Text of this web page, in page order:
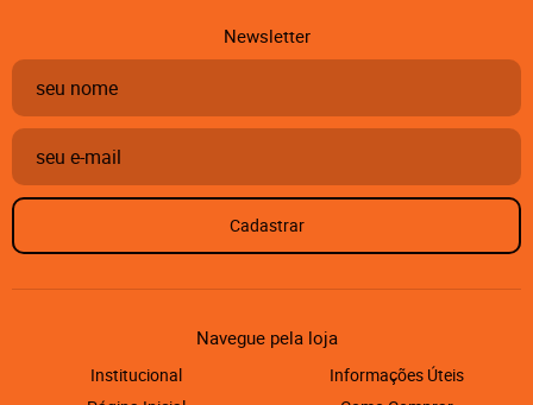
Newsletter
Cadastrar
Navegue pela loja
Institucional
Informações Úteis